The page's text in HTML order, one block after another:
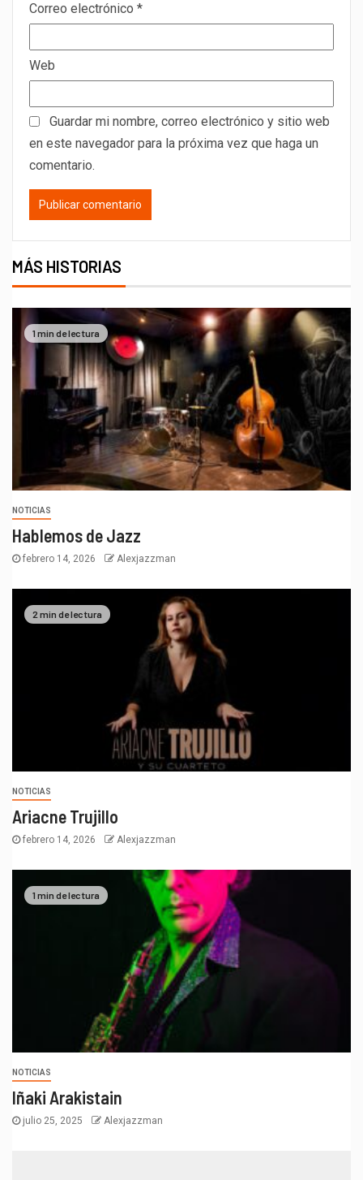
Correo electrónico *
Web
Guardar mi nombre, correo electrónico y sitio web
en este navegador para la próxima vez que haga un
comentario.
MÁS HISTORIAS
1 min de lectura
NOTICIAS
Hablemos de Jazz
febrero 14, 2026 Alexjazzman
2 min de lectura
NOTICIAS
Ariacne Trujillo
febrero 14, 2026 Alexjazzman
1 min de lectura
NOTICIAS
Iñaki Arakistain
julio 25, 2025 Alexjazzman